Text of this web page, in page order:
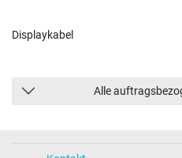
Displaykabel
Alle